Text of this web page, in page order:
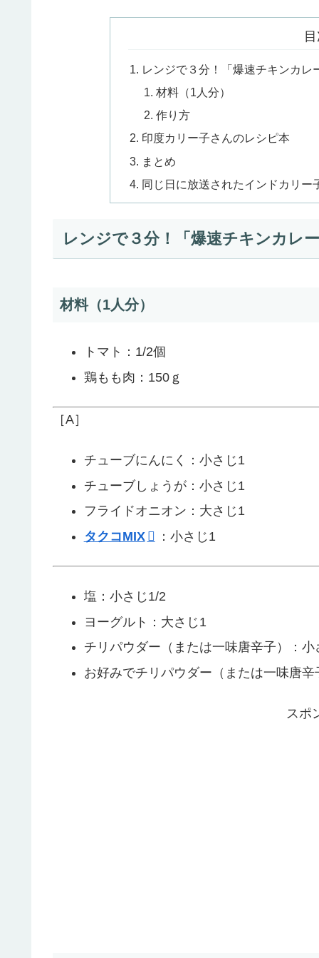
レンジで３分！「爆速チキンカレ
材料（1人分）
作り方
印度カリー子さんのレシピ本
まとめ
同じ日に放送されたインドカリ
レンジで３分！「爆速チキンカレ
材料（1人分）
トマト：1/2個
鶏もも肉：150ｇ
［A］
チューブにんにく：小さじ1
チューブしょうが：小さじ1
フライドオニオン：大さじ1
タクコMIX
：小さじ1
塩：小さじ1/2
ヨーグルト：大さじ1
チリパウダー（または一味唐辛子）：小
お好みでチリパウダー（または一味唐
スポ